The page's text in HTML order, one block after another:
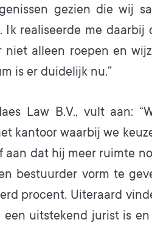
gezien die wij
Ik realiseerde me
alleen roepen en
is er duidelijk nu.”
Law B.V., vult aan:
kantoor waarbij we
aan dat hij meer ruimte
bestuurder vorm te
procent. Uiteraard
uitstekend jurist is en